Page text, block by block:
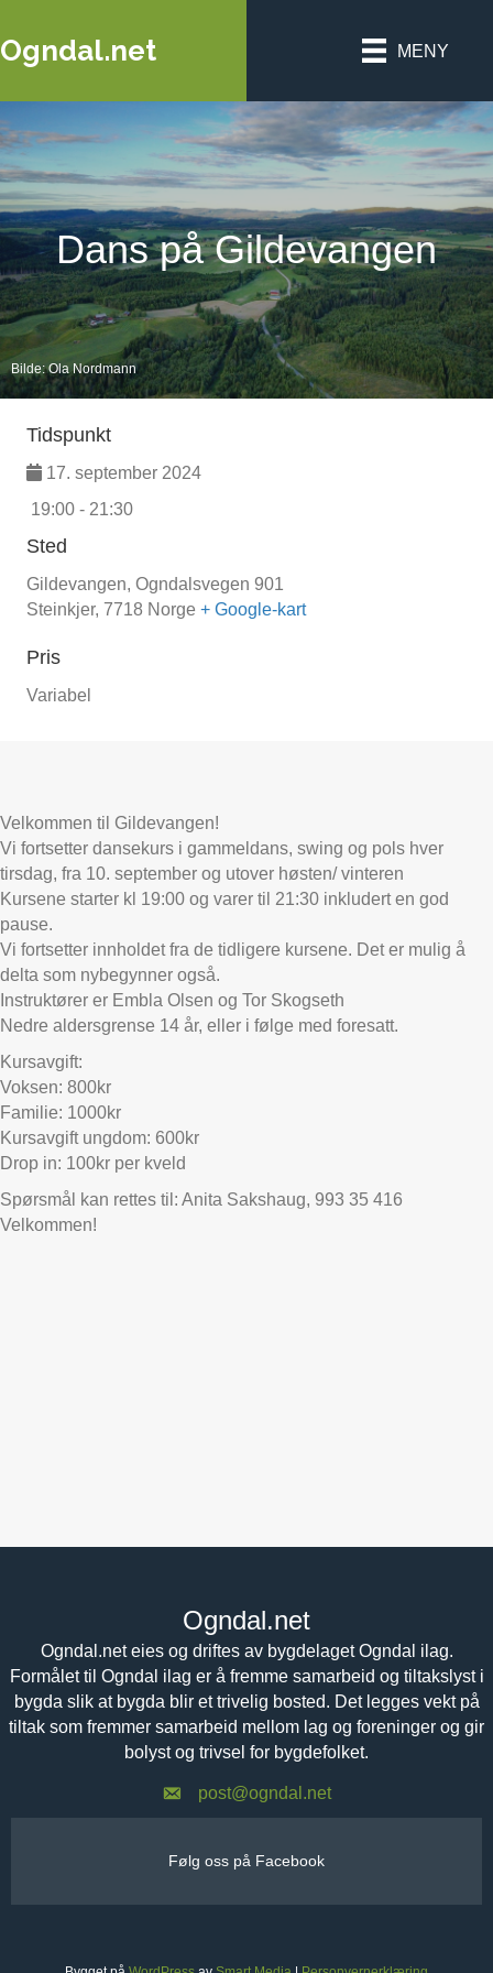
Ogndal.net MENY
Dans på Gildevangen
Bilde: Ola Nordmann
Tidspunkt
17. september 2024
19:00 - 21:30
Sted
Gildevangen, Ogndalsvegen 901
Steinkjer, 7718 Norge + Google-kart
Pris
Variabel
Velkommen til Gildevangen!
Vi fortsetter dansekurs i gammeldans, swing og pols hver
tirsdag, fra 10. september og utover høsten/ vinteren
Kursene starter kl 19:00 og varer til 21:30 inkludert en god
pause.
Vi fortsetter innholdet fra de tidligere kursene. Det er mulig å
delta som nybegynner også.
Instruktører er Embla Olsen og Tor Skogseth
Nedre aldersgrense 14 år, eller i følge med foresatt.
Kursavgift:
Voksen: 800kr
Familie: 1000kr
Kursavgift ungdom: 600kr
Drop in: 100kr per kveld
Spørsmål kan rettes til: Anita Sakshaug, 993 35 416
Velkommen!
Ogndal.net
Ogndal.net eies og driftes av bygdelaget Ogndal ilag.
Formålet til Ogndal ilag er å fremme samarbeid og tiltakslyst i
bygda slik at bygda blir et trivelig bosted. Det legges vekt på
tiltak som fremmer samarbeid mellom lag og foreninger og gir
bolyst og trivsel for bygdefolket.
post@ogndal.net
Følg oss på Facebook